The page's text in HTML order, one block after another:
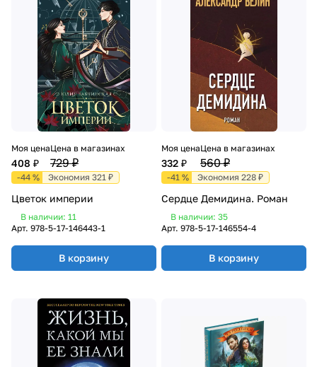
Моя цена
408 ₽
Цена в магазинах
729 ₽
-44 % Экономия 321 ₽
Цветок империи
В наличии: 11
Арт. 978-5-17-146443-1
В корзину
Моя цена
332 ₽
Цена в магазинах
560 ₽
-41 % Экономия 228 ₽
Сердце Демидина. Роман
В наличии: 35
Арт. 978-5-17-146554-4
В корзину